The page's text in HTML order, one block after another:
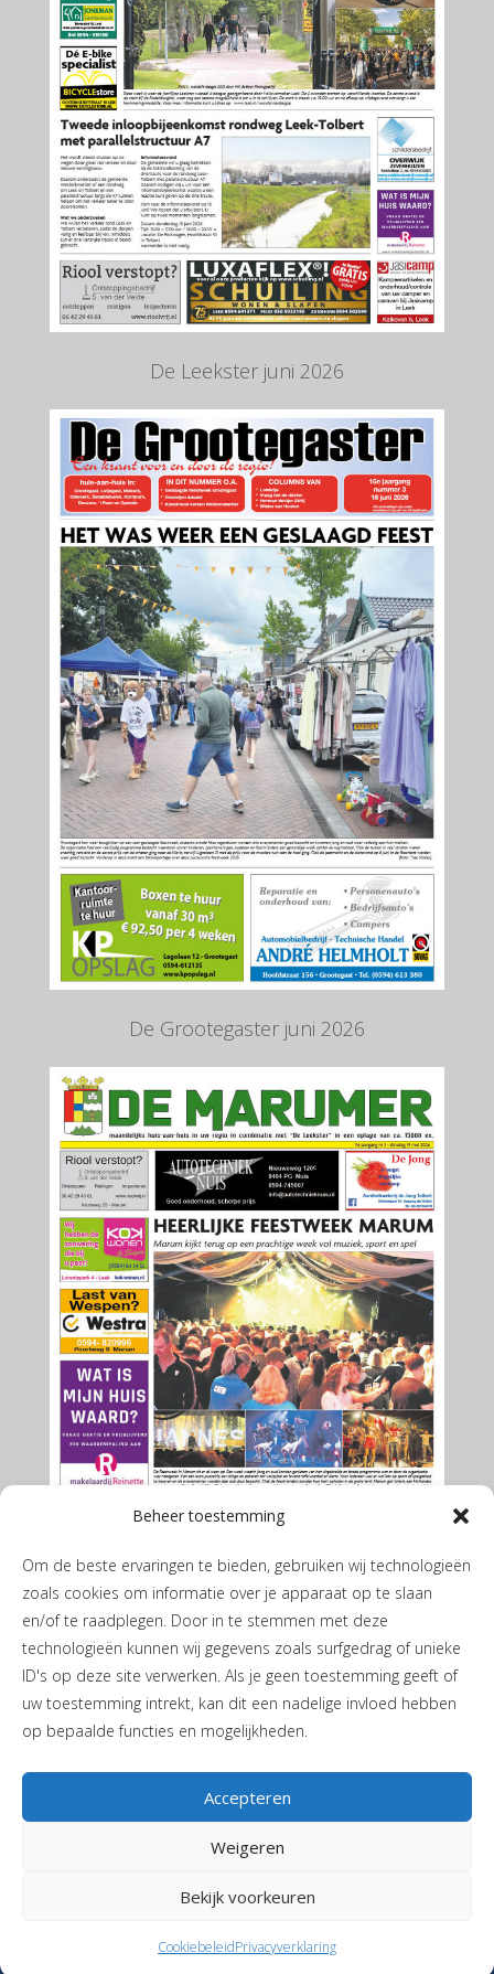
Beheer toestemming
Om de beste ervaringen te bieden, gebruiken wij technologieën
zoals cookies om informatie over je apparaat op te slaan
en/of te raadplegen. Door in te stemmen met deze
technologieën kunnen wij gegevens zoals surfgedrag of unieke
ID's op deze site verwerken. Als je geen toestemming geeft of
uw toestemming intrekt, kan dit een nadelige invloed hebben
op bepaalde functies en mogelijkheden.
Accepteren
Weigeren
Bekijk voorkeuren
CookiebeleidPrivacyverklaring
De Leekster juni 2026
De Grootegaster juni 2026
De Marumer mei 2026
06-40405244|Stuur een mail| Vormgeving en realisatie